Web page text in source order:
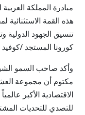
مبادرة المملكة
هذه القمة
تنسيق الجهود الدولية
كورونا المستجد /كوفيد 19/.
وأكد صاحب السمو
مكتوم أن مجموعة
الاقتصادية الأكبر
للتصدي للتحديات